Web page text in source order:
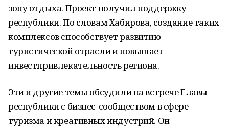
зону отдыха. Проект получил поддержку
республики. По словам Хабирова, создание таких
комплексов способствует развитию
туристической отрасли и повышает
инвестпривлекательность региона.
Эти и другие темы обсудили на встрече Главы
республики с бизнес-сообществом в сфере
туризма и креативных индустрий. Он